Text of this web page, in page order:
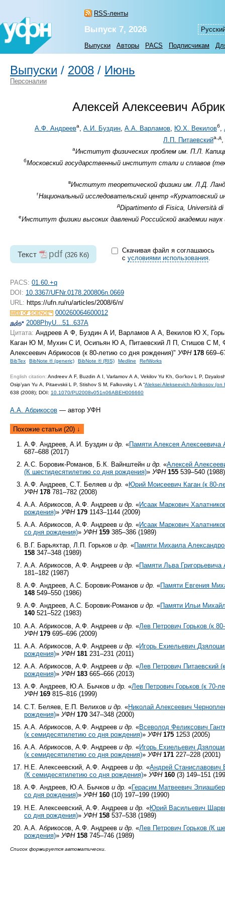
RSS-ленты
Выпуск 7, 2026
Выпуски Авторы PACS Подписчикам
Выпуски / 2008 / Июнь
Персоналии
Алексей Алексеевич
А.Ф. Андреева, А.И. Буздин, А.А. Варламов, Ю.Х. Векиловб,
Л.П. Питаевскийа, д,
аИнститут физических проблем им. П.Л.
бМосковский государственный институт стали и сплавов
вИнститут теоретической физики им. Л.Д.
гНациональный исследовательский центр «Курчатовский
дDipartimento di Fisica, Università
еИнститут физики высоких давлений Российской академии
Текст pdf (326 Кб)
Скачивая файл я соглашаюсь
с условиями использования.
PACS: 01.60.+q
DOI: 10.3367/UFNr.0178.200806n.0669
URL: https://ufn.ru/ru/articles/2008/6/n/
000260064600012
2008PhyU...51..637A
Цитата: Андреев А Ф, Буздин А И, Варламов А А, Векилов Ю Х,
Каган Ю М, Мухин С И, Осипьян Ю А, Питаевский Л П, Стишов С М,
Алексеевич Абрикосов (к 80-летию со дня рождения)" УФН 178
BibTex BibNote ® (generic) BibNote ® (RIS) Medline RefWorks
English citation: Andreev A F, Buzdin A I, Varlamov A A, Vekilov Yu Kh, Gor’kov L P,
Osip’yan Yu A, Pitaevskii L P, Stishov S M, Falkovsky L A “Aleksei Alekseevich Abrikosov (on
638 (2008); DOI: 10.1070/PU2008v051n06ABEH006660
А.А. Абрикосов — автор УФН
Похожие статьи (20) ↓
А.Ф. Андреев, А.И. Буздини др. «Памяти Алексея Алексеевича
687–688 (2017)
А.С. Боровик-Романов, Б.К. Вайнштейни др. «Алексей
(К шестидесятилетию со дня рождения)»УФН 155 539–540 (1988)
А.Ф. Андреев, С.Т. Беляеви др. «Юрий Моисеевич Каган (к80-
УФН 178 781–782 (2008)
А.А. Абрикосов, А.Ф. Андрееви др. «Исаак Маркович
рождения)»УФН 179 1143–1144 (2009)
А.А. Абрикосов, А.Ф. Андрееви др. «Исаак Маркович
со дня рождения)»УФН 159 385–386 (1989)
В.Г. Барьяхтар, Л.П. Горькови др. «Памяти Михаила
158 347–348 (1989)
А.А. Абрикосов, А.Ф. Андрееви др. «Памяти Льва Григорьевича
181–182 (1987)
А.Ф. Андреев, А.С. Боровик-Романови др. «Памяти Евгения
148 549–550 (1986)
А.Ф. Андреев, А.С. Боровик-Романови др. «Памяти Ильи
140 521–522 (1983)
А.А. Абрикосов, А.Ф. Андрееви др. «Лев Петрович Горьков (к
УФН 179 695–696 (2009)
А.А. Абрикосов, А.Ф. Андрееви др. «Игорь Ехиельевич
рождения)»УФН 181 231–231 (2011)
А.А. Абрикосов, А.Ф. Андрееви др. «Лев Петрович Питаевский
рождения)»УФН 183 665–666 (2013)
А.Ф. Андреев, Ю.А. Бычкови др. «Лев Петрович Горьков (к70-
УФН 169 815–816 (1999)
С.Т. Беляев, Е.П. Велихови др. «Николай Алексеевич
рождения)»УФН 170 347–348 (2000)
А.А. Абрикосов, А.Ф. Андрееви др. «Всеволод Феликсович
(к семидесятилетию со дня рождения)»УФН 175 1253 (2005)
А.А. Абрикосов, А.Ф. Андрееви др. «Игорь Ехиельевич
(к семидесятилетию со дня рождения)»УФН 171 227–228 (2001)
Н.Е. Алексеевский, А.Ф. Андрееви др. «Андрей Станиславович
(К семидесятилетию со дня рождения)»УФН 160 (3) 149–151
А.Ф. Андреев, Ю.А. Бычкови др. «Герасим Матвеевич
со дня рождения)»УФН 160 (10) 197–199 (1990)
Н.Е. Алексеевский, А.Ф. Андрееви др. «Юрий Васильевич
со дня рождения)»УФН 158 537–538 (1989)
А.А. Абрикосов, А.Ф. Андрееви др. «Лев Петрович Горьков (К
рождения)»УФН 158 745–746 (1989)
Список формируется автоматически.